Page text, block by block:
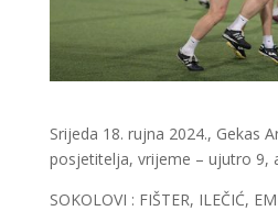
Srijeda 18. rujna 2024., Gekas
posjetitelja, vrijeme – ujutro
SOKOLOVI : FIŠTER, ILEČIĆ,